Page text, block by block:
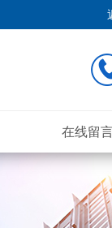
在线留